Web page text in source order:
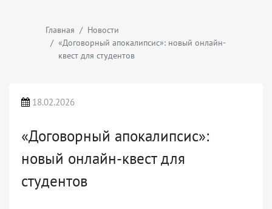
Главная
Новости
«Договорный апокалипсис»: новый онлайн-
квест для студентов
18.02.2026
«Договорный апокалипсис»:
новый онлайн-квест для
студентов